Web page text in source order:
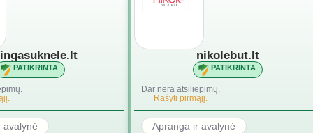
PATIKRINTA
avalynė
nikolebut.lt
PATIKRINTA
Dar nėra atsiliepimų.
Rašyti pirmąjį.
Apranga ir avalynė